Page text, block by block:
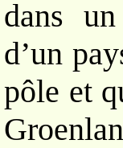
dans
d’un
pôle et